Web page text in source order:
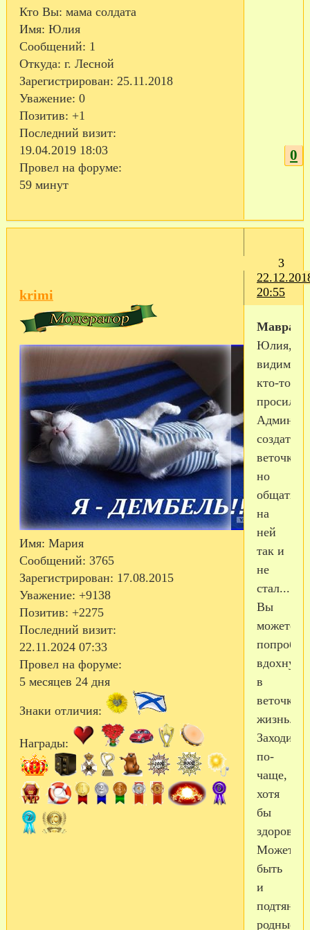
Кто Вы: мама солдата
Имя: Юлия
Сообщений: 1
Откуда: г. Лесной
Зарегистрирован: 25.11.2018
Уважение: 0
Позитив: +1
Последний визит:
19.04.2019 18:03
Провел на форуме:
59 минут
0
3
20:55
krimi
Имя: Мария
Сообщений: 3765
Зарегистрирован: 17.08.2015
Уважение: +9138
Позитив: +2275
Последний визит:
22.11.2024 07:33
Провел на форуме:
5 месяцев 24 дня
Знаки отличия:
Награды:
Юлия,
видимо
кто-то
просил
Админов
создать
веточку,
но
общаться
на
ней
так и
не
стал...
Вы
можете
вдохнуть
в
веточку
жизнь.
Заходите
по-
чаще,
хотя
бы
Может
быть
и
родные